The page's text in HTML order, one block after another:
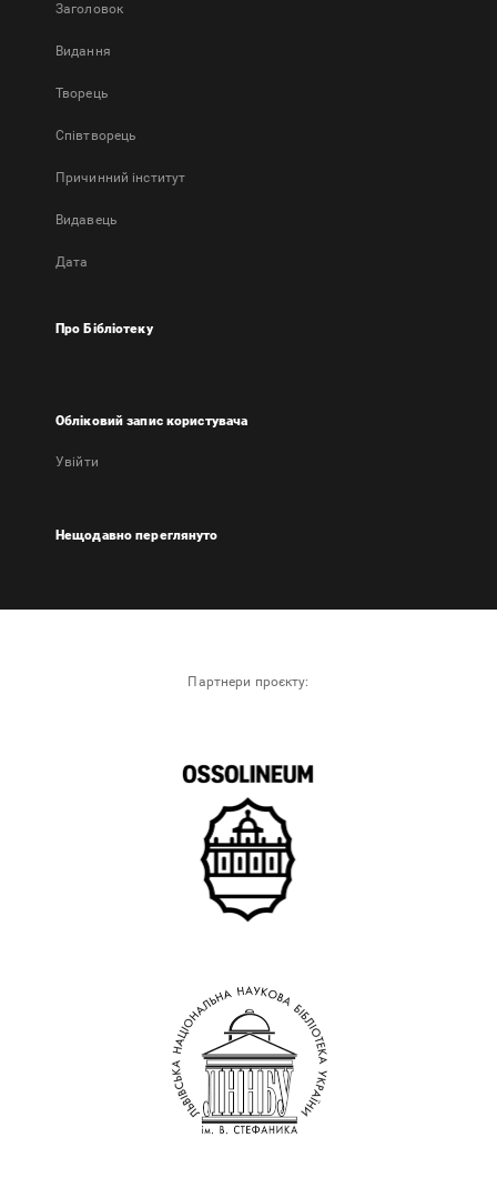
Заголовок
Bидання
Творець
Співтворець
Причинний інститут
Видавець
Дата
Про Бібліотеку
Обліковий запис користувача
Увійти
Нещодавно переглянуто
Партнери проєкту: